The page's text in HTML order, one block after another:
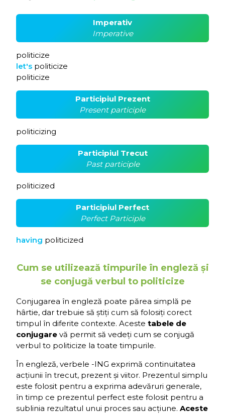
Imperativ
Imperative
politicize
let's politicize
politicize
Participiul Prezent
Present participle
politicizing
Participiul Trecut
Past participle
politicized
Participiul Perfect
Perfect Participle
having politicized
Cum se utilizează timpurile în engleză și
se conjugă verbul to politicize
Conjugarea în engleză poate părea simplă pe
hârtie, dar trebuie să știți cum să folosiți corect
timpul în diferite contexte. Aceste tabele de
conjugare vă permit să vedeți cum se conjugă
verbul to politicize la toate timpurile.
În engleză, verbele -ING exprimă continuitatea
acțiunii în trecut, prezent și viitor. Prezentul simplu
este folosit pentru a exprima adevăruri generale,
în timp ce prezentul perfect este folosit pentru a
sublinia rezultatul unui proces sau acțiune. Aceste